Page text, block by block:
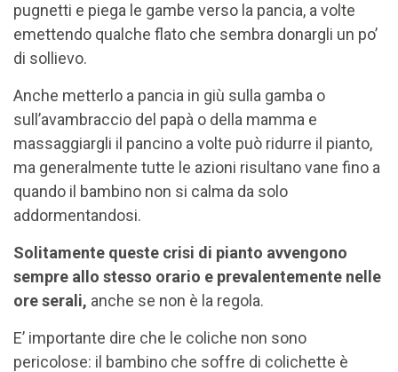
pugnetti e piega le gambe verso la pancia, a volte
emettendo qualche flato che sembra donargli un po’
di sollievo.
Anche metterlo a pancia in giù sulla gamba o
sull’avambraccio del papà o della mamma e
massaggiargli il pancino a volte può ridurre il pianto,
ma generalmente tutte le azioni risultano vane fino a
quando il bambino non si calma da solo
addormentandosi.
Solitamente queste crisi di pianto avvengono
sempre allo stesso orario e prevalentemente nelle
ore serali, anche se non è la regola.
E’ importante dire che le coliche non sono
pericolose: il bambino che soffre di colichette è